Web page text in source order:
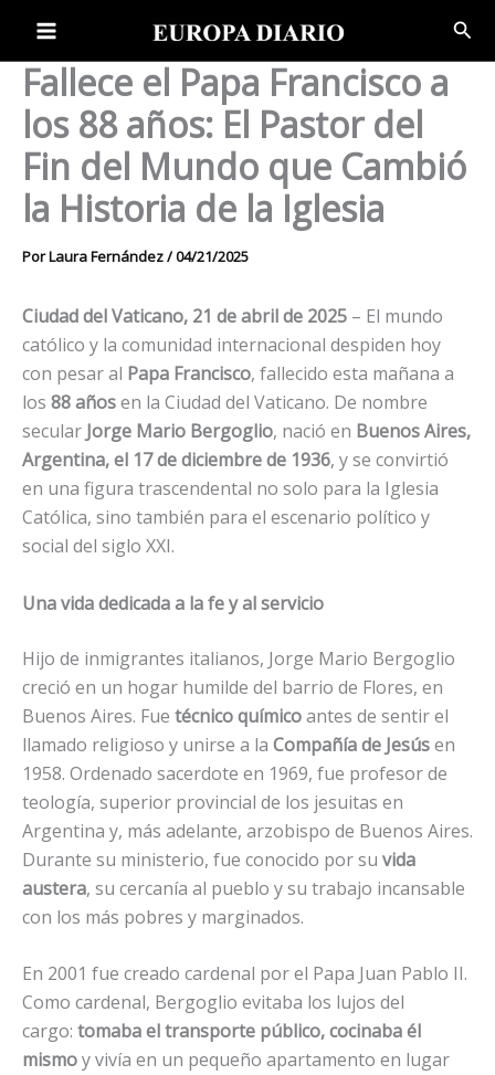
contenido
Fallece el Papa Francisco a
los 88 años: El Pastor del
Fin del Mundo que Cambió
la Historia de la Iglesia
PorLaura Fernández/04/21/2025
Ciudad del Vaticano, 21 de abril de 2025 – El mundo
católico y la comunidad internacional despiden hoy
con pesar al Papa Francisco, fallecido esta mañana a
los 88 añosen la Ciudad del Vaticano. De nombre
secular Jorge Mario Bergoglio, nació en Buenos Aires,
Argentina, el 17 de diciembre de 1936, y se convirtió
en una figura trascendental no solo para la Iglesia
Católica, sino también para el escenario político y
social del siglo XXI.
Una vida dedicada a la fe y al servicio
Hijo de inmigrantes italianos, Jorge Mario Bergoglio
creció en un hogar humilde del barrio de Flores, en
Buenos Aires. Fue técnico químicoantes de sentir el
llamado religioso y unirse a la Compañía de Jesúsen
1958. Ordenado sacerdote en 1969, fue profesor de
teología, superior provincial de los jesuitas en
Argentina y, más adelante, arzobispo de Buenos Aires.
Durante su ministerio, fue conocido por su vida
austera, su cercanía al pueblo y su trabajo incansable
con los más pobres y marginados.
En 2001 fue creado cardenal por el Papa Juan Pablo II.
Como cardenal, Bergoglio evitaba los lujos del
cargo: tomaba el transporte público, cocinaba él
mismoy vivía en un pequeño apartamento en lugar